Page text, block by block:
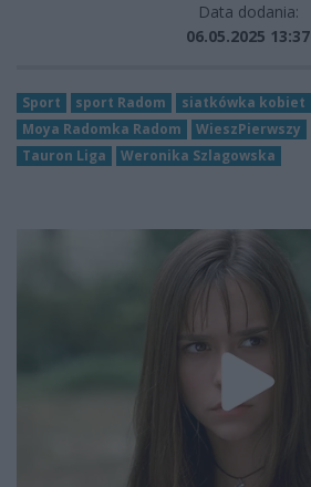
Data dodania:
06.05.2025 13:37
Sport sport Radom
siatkówka kobiet
Moya Radomka Radom
WieszPierwszy
Tauron Liga
Weronika Szlagowska